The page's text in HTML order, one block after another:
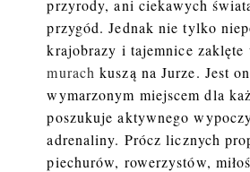
przyrody, ani ciekawych
przygód. Jednak nie tylko
krajobrazy i tajemnice zaklęte
murach kuszą na Jurze. Jest
wymarzonym miejscem dla
poszukuje aktywnego
adrenaliny. Prócz licznych
piechurów, rowerzystów,